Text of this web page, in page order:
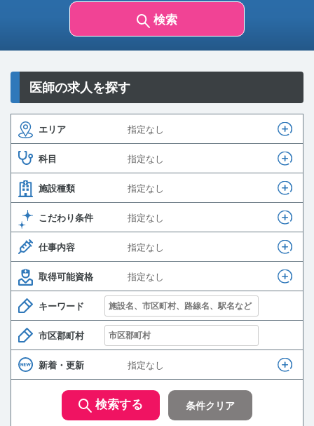
検索
老年内科
漢方内科
血液内科
膠原病内科
内科系その他
医師の求人を探す
エリア 指定なし
科目 指定なし
施設種類 指定なし
こだわり条件 指定なし
仕事内容 指定なし
取得可能資格 指定なし
キーワード
市区郡町村
新着・更新 指定なし
検索する 条件クリア
老年内科
漢方内科
血液内科
膠原病内科
内科系その他
婦人科検査
リハビリ
在宅診療（個人宅）
訪問診療（施設）
健康診断
専門検診
画像診断（読影）
放射線治療
救急対応
呼吸器専門医
消化器病専門医
腎臓専門医
循環器専門医
心血管インターベンション専門医
老年病専門医
リウマチ専門医
透析専門医
プライマリ・ケア専門医
ペインクリニック専門医